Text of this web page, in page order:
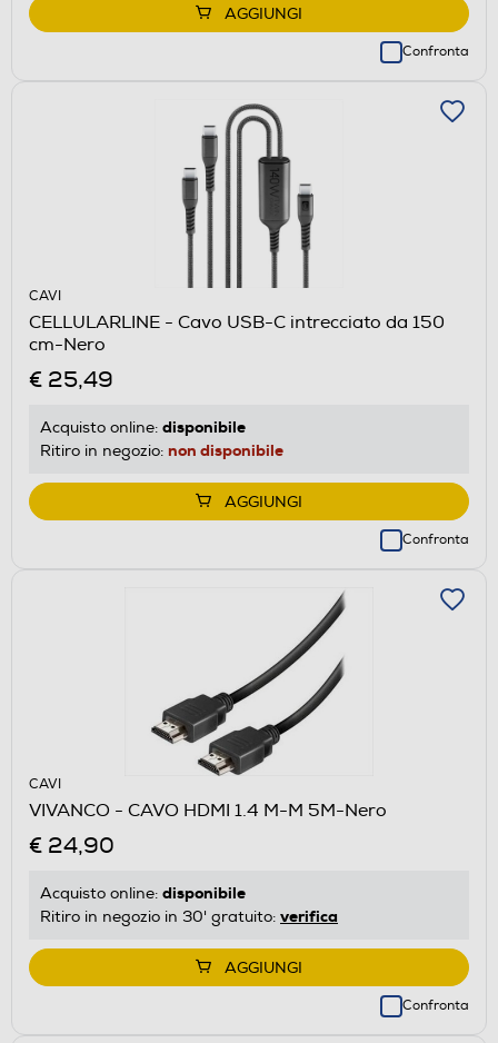
AGGIUNGI
Confronta
CAVI
CELLULARLINE - Cavo USB-C intrecciato da 150
cm-Nero
€ 25,49
Acquisto online: disponibile
Ritiro in negozio: non disponibile
AGGIUNGI
Confronta
CAVI
VIVANCO - CAVO HDMI 1.4 M-M 5M-Nero
€ 24,90
Acquisto online: disponibile
Ritiro in negozio in 30' gratuito: verifica
AGGIUNGI
Confronta